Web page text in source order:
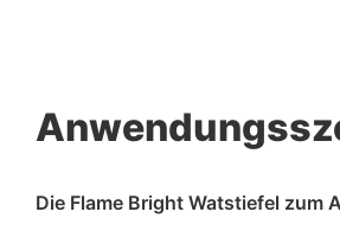
Die Flame Bright Watstiefel zum